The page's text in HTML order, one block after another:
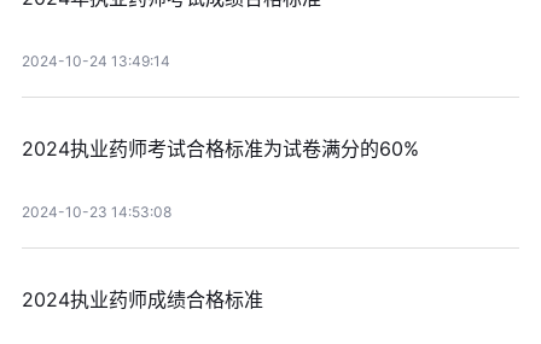
2024-10-24 13:49:14
2024执业药师考试合格标准为试卷满分的60%
2024-10-23 14:53:08
2024执业药师成绩合格标准